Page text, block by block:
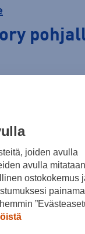
joiden avulla
avulla mitataan
ostokokemus